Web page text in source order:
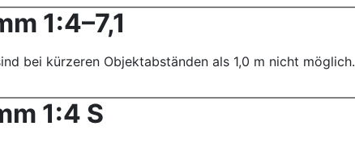
1:4–7,1
bei kürzeren Objektabständen als 1,0 m nicht möglich.
1:4 S